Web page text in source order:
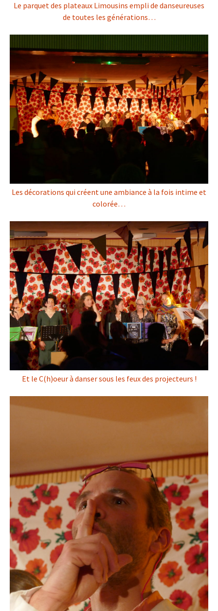
Le parquet des plateaux Limousins empli de danseureuses
de toutes les générations…
Les décorations qui créent une ambiance à la fois intime et
colorée…
Et le C(h)oeur à danser sous les feux des projecteurs !